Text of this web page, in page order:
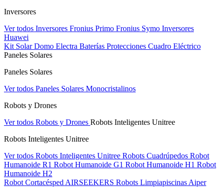
Inversores
Ver todos Inversores Fronius Primo Fronius Symo Inversores
Huawei
Kit Solar Domo Electra Baterías Protecciones Cuadro Eléctrico
Paneles Solares
Paneles Solares
Ver todos Paneles Solares Monocristalinos
Robots y Drones
Ver todos Robots y Drones Robots Inteligentes Unitree
Robots Inteligentes Unitree
Ver todos Robots Inteligentes Unitree Robots Cuadrúpedos Robot
Humanoide R1 Robot Humanoide G1 Robot Humanoide H1 Robot
Humanoide H2
Robot Cortacésped AIRSEEKERS Robots Limpiapiscinas Aiper